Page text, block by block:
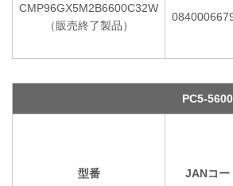
CMP96GX5M2B6600C32W
（販売終了製品）
PC5-
型番 JANコー